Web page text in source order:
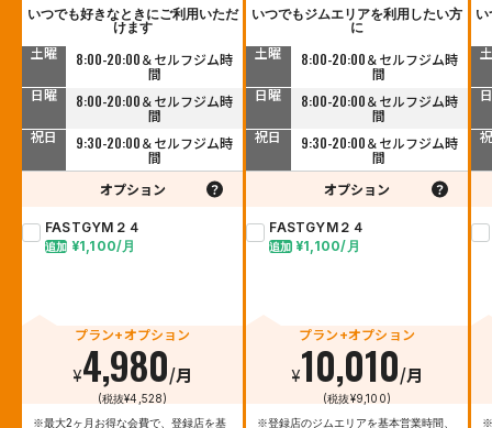
いつでも好きなときにご利用いただ
けます
平日 9:30-23:00＆セルフジム時
間
土曜
8:00-20:00＆セルフジム時
間
日曜
8:00-20:00＆セルフジム時
間
祝日
9:30-20:00＆セルフジム時
間
オプション
FASTGYM２４
追加 ¥1,100/月
プラン+オプション
¥4,980/月
(税抜¥4,528)
※最大2ヶ月お得な会費で、登録店を基
いつでもジムエリアを利用したい方
に
平日 9:30-23:00＆セルフジム時
土曜
8:00-20:00＆セルフジム時
間
日曜
8:00-20:00＆セルフジム時
間
祝日
9:30-20:00＆セルフジム時
間
オプション
FASTGYM２４
追加¥1,100/月
プラン+オプション
¥10,010/月
(税抜¥9,100)
※登録店のジムエリアを基本営業時間、
※